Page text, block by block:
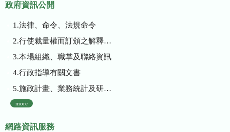
政府資訊公開
1.法律、命令、法規命令
2.行使裁量權而訂頒之解釋性規定及裁量基準
3.本場組織、職掌及聯絡資訊
4.行政指導有關文書
5.施政計畫、業務統計及研究報告
more
網路資訊服務